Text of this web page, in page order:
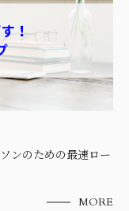
ンのための最速ロー
MORE